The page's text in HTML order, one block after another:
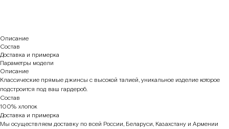
Описание
Состав
Доставка и примерка
Параметры модели
Описание
Классические прямые джинсы с высокой талией, уникальное изделие которое
подстроится под ваш гардероб.
Состав
100% хлопок
Доставка и примерка
Мы осуществляем доставку по всей России, Беларуси, Казахстану и Армении